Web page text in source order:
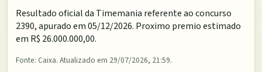
Resultado oficial da Timemania referente ao concurso
2390, apurado em05/12/2026. Proximo premio estimado
em R$ 26.000.000,00.
Fonte: Caixa. Atualizado em 29/07/2026, 21:59.